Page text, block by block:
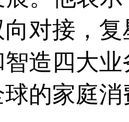
对接，
造四大
的家庭